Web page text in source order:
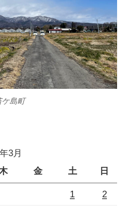
島町
3月
金 土 日
1 2